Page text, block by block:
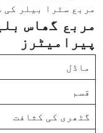
مربع سٹرا بیلر کی
مربع گھاس
پیرامیٹرز
ماڈل
قسم
گٹھری کی کثافت